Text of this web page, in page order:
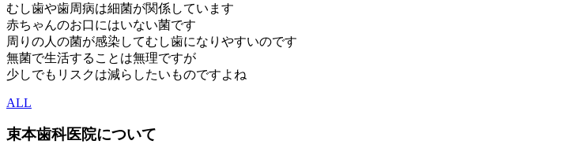
むし歯や歯周病は細菌が関係しています
赤ちゃんのお口にはいない菌です
周りの人の菌が感染してむし歯になりやすいのです
無菌で生活することは無理ですが
少しでもリスクは減らしたいものですよね
ALL
束本歯科医院について